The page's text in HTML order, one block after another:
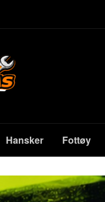
Hansker Fottøy